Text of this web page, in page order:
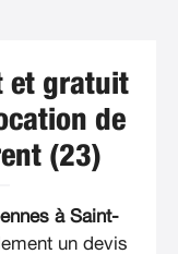
et gratuit
de
(23)
à Saint-
un devis